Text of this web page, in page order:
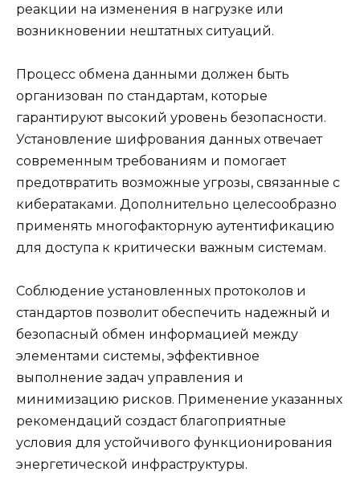
реакции на изменения в нагрузке или
возникновении нештатных ситуаций.
Процесс обмена данными должен быть
организован по стандартам, которые
гарантируют высокий уровень безопасности.
Установление шифрования данных отвечает
современным требованиям и помогает
предотвратить возможные угрозы, связанные с
кибератаками. Дополнительно целесообразно
применять многофакторную аутентификацию
для доступа к критически важным системам.
Соблюдение установленных протоколов и
стандартов позволит обеспечить надежный и
безопасный обмен информацией между
элементами системы, эффективное
выполнение задач управления и
минимизацию рисков. Применение указанных
рекомендаций создаст благоприятные
условия для устойчивого функционирования
энергетической инфраструктуры.